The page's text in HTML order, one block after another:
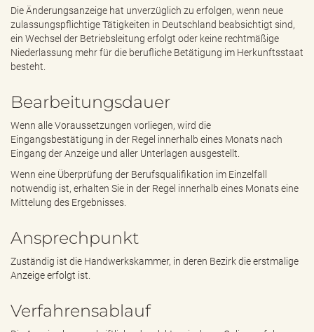
Die Änderungsanzeige hat unverzüglich zu erfolgen, wenn neue
zulassungspflichtige Tätigkeiten in Deutschland beabsichtigt sind,
ein Wechsel der Betriebsleitung erfolgt oder keine rechtmäßige
Niederlassung mehr für die berufliche Betätigung im Herkunftsstaat
besteht.
Bearbeitungsdauer
Wenn alle Voraussetzungen vorliegen, wird die
Eingangsbestätigung in der Regel innerhalb eines Monats nach
Eingang der Anzeige und aller Unterlagen ausgestellt.
Wenn eine Überprüfung der Berufsqualifikation im Einzelfall
notwendig ist, erhalten Sie in der Regel innerhalb eines Monats eine
Mittelung des Ergebnisses.
Ansprechpunkt
Zuständig ist die Handwerkskammer, in deren Bezirk die erstmalige
Anzeige erfolgt ist.
Verfahrensablauf